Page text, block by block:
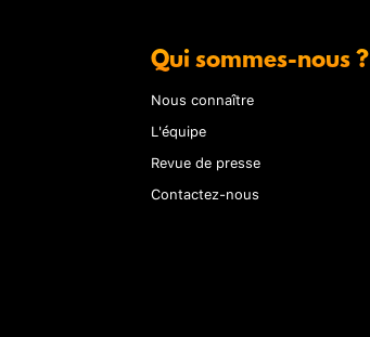
Qui sommes-nous ?
Nous connaître
L'équipe
Revue de presse
Contactez-nous